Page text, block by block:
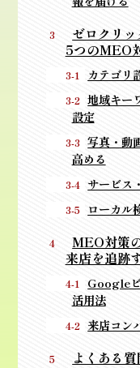
ゼロクリ
5つのMEO
カテゴリ
地域キー
設定
写真・動
高める
サービス
ローカル
MEO対策
来店を追跡
Google
活用法
来店コン
よくある質